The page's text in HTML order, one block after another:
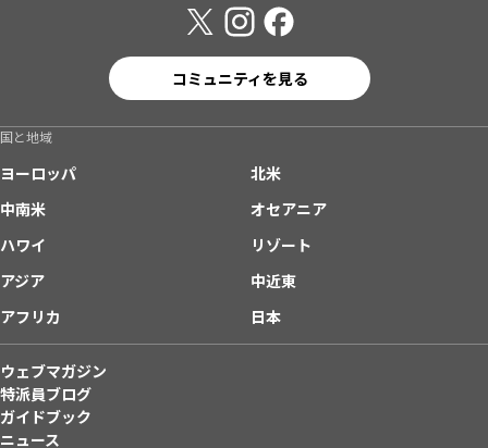
コミュニティを見る
国と地域
ヨーロッパ
北米
中南米
オセアニア
ハワイ
リゾート
アジア
中近東
アフリカ
日本
ウェブマガジン
特派員ブログ
ガイドブック
ニュース